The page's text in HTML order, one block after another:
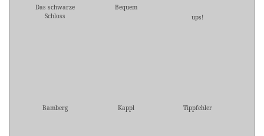
Das schwarze
Schloss
Bequem
ups!
Bamberg Kappl Tippfehler